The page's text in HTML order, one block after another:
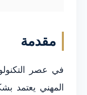
مقدمة
في عصر
المهني يعتمد